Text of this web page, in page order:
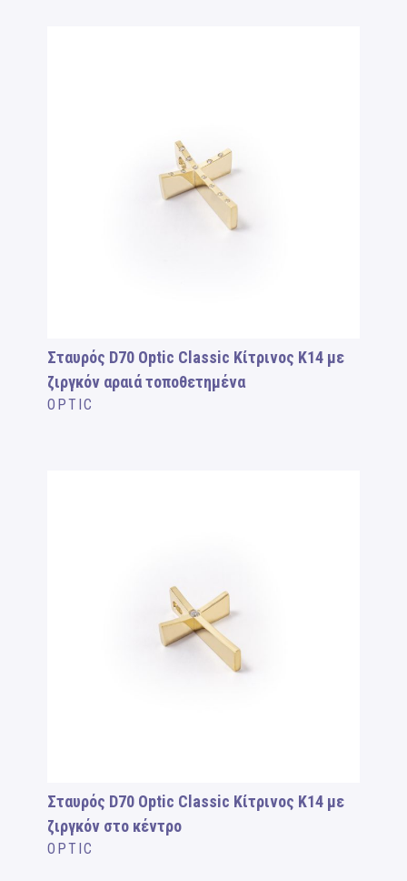
Σταυρός D70 Optic Classic Κίτρινος Κ14 με
ζιργκόν αραιά τοποθετημένα
OPTIC
Σταυρός D70 Optic Classic Κίτρινος Κ14 με
ζιργκόν στο κέντρο
OPTIC